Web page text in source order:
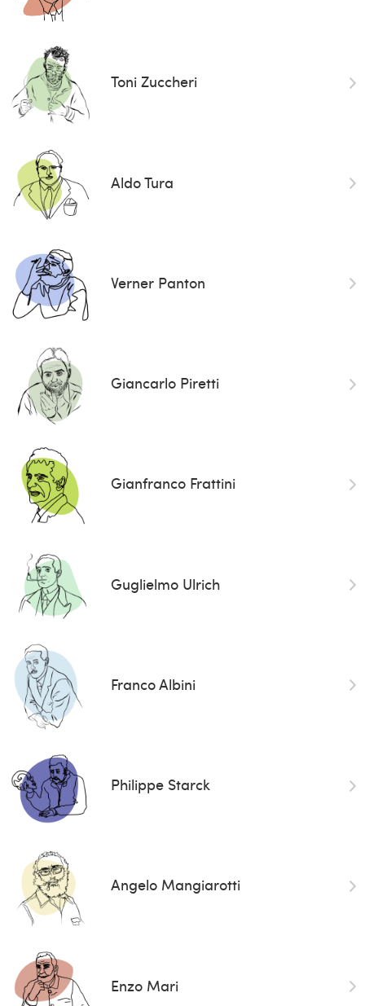
Toni Zuccheri
Aldo Tura
Verner Panton
Giancarlo Piretti
Gianfranco Frattini
Guglielmo Ulrich
Franco Albini
Philippe Starck
Angelo Mangiarotti
Enzo Mari